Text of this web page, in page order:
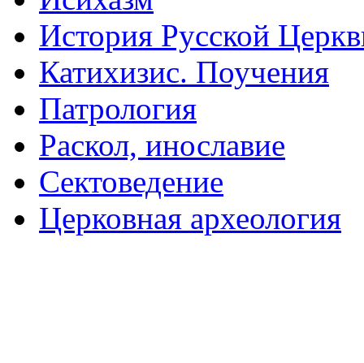
История Русской
Катихизис. Поучения
Патрология
Раскол, инославие
Сектоведение
Церковная археология